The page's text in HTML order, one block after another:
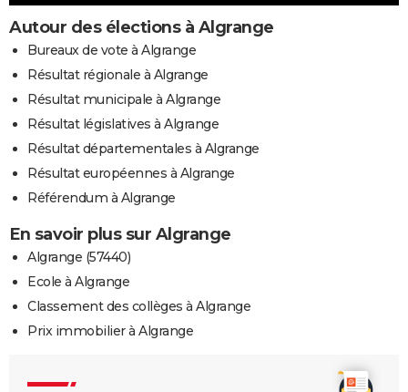
Autour des élections à Algrange
Bureaux de vote à Algrange
Résultat régionale à Algrange
Résultat municipale à Algrange
Résultat législatives à Algrange
Résultat départementales à Algrange
Résultat européennes à Algrange
Référendum à Algrange
En savoir plus sur Algrange
Algrange (57440)
Ecole à Algrange
Classement des collèges à Algrange
Prix immobilier à Algrange